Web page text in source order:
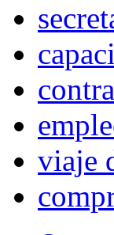
viaje